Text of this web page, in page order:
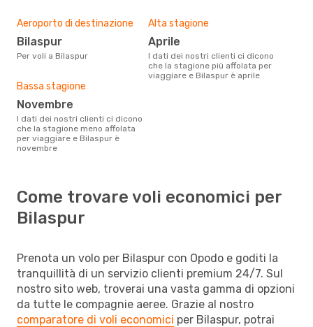
Aeroporto di destinazione
Bilaspur
Per voli a Bilaspur
Alta stagione
aprile
I dati dei nostri clienti ci dicono
che la stagione più affolata per
viaggiare e Bilaspur è aprile
Bassa stagione
novembre
I dati dei nostri clienti ci dicono
che la stagione meno affolata
per viaggiare e Bilaspur è
novembre
Come trovare voli economici per
Bilaspur
Prenota un volo per Bilaspur con Opodo e goditi la
tranquillità di un servizio clienti premium 24/7. Sul
nostro sito web, troverai una vasta gamma di opzioni
da tutte le compagnie aeree. Grazie al nostro
comparatore di voli economici per Bilaspur, potrai